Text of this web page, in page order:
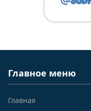
Главное меню
Главная